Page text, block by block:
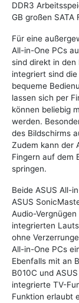
DDR3
GB großen SATA
Für eine
All-in-One PCs
sind direkt in den
integriert sind
bequeme
lassen sich per
können beliebig
werden.
des Bildschirms
Zudem kann der
Fingern auf dem
springen.
Beide ASUS All-
ASUS
Audio-
integrierten
ohne
All-in-One PCs
Ebenfalls mit an
B010C und
integrierte TV-
Funktion erlaubt